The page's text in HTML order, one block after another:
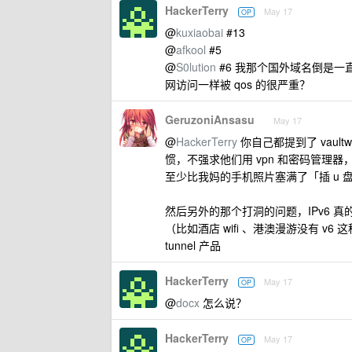
HackerTerry OP May 17
@kuxiaobai #13
@afkool #5
@S0lution #6 我那个国外域名倒是一
网访问一样被 qos 的很严重？
GeruzoniAnsasu May 17
@HackerTerry 你自己都提到了
惯，不强求他们用 vpn 和密码管理器
至少比我妈的手机照片塞满了「插 u
然后另外的那个打洞的问题，IPv6 真
（比如酒店 wifi 、港澳漫游没有 v6
tunnel 产品
HackerTerry OP May 17
@docx 怎么说？
HackerTerry OP May 17